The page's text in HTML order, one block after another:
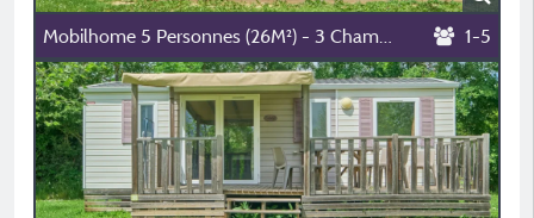
Mobilhome 5 Personnes (26M²) - 3 Chambres (1 Lit 140 + 3 Lits 90) 1-5